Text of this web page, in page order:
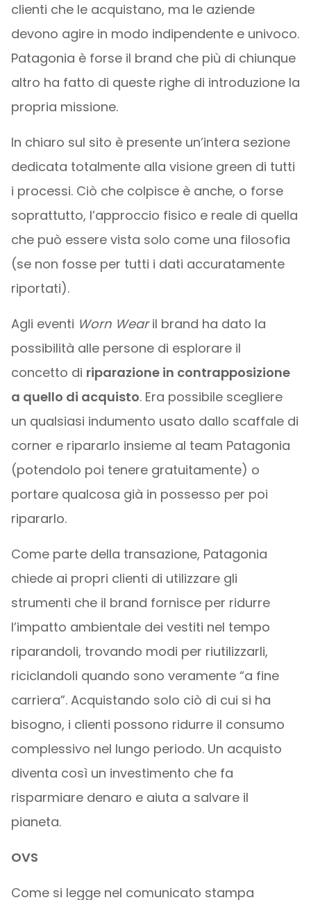
clienti che le acquistano, ma le aziende
devono agire in modo indipendente e univoco.
Patagonia è forse il brand che più di chiunque
altro ha fatto di queste righe di introduzione la
propria missione.
In chiaro sul sito è presente un’intera sezione
dedicata totalmente alla visione green di tutti
i processi. Ciò che colpisce è anche, o forse
soprattutto, l’approccio fisico e reale di quella
che può essere vista solo come una filosofia
(se non fosse per tutti i dati accuratamente
riportati).
​​Agli eventi Worn Wearil brand ha dato la
possibilità alle persone di esplorare il
concetto di riparazione in contrapposizione
a quello di acquisto. Era possibile scegliere
un qualsiasi indumento usato dallo scaffale di
corner e ripararlo insieme al team Patagonia
(potendolo poi tenere gratuitamente) o
portare qualcosa già in possesso per poi
ripararlo.
Come parte della transazione, Patagonia
chiede ai propri clienti di utilizzare gli
strumenti che il brand fornisce per ridurre
l’impatto ambientale dei vestiti nel tempo
riparandoli, trovando modi per riutilizzarli,
riciclandoli quando sono veramente “a fine
carriera”. Acquistando solo ciò di cui si ha
bisogno, i clienti possono ridurre il consumo
complessivo nel lungo periodo. Un acquisto
diventa così un investimento che fa
risparmiare denaro e aiuta a salvare il
pianeta.
OVS
Come si legge nel comunicato stampa